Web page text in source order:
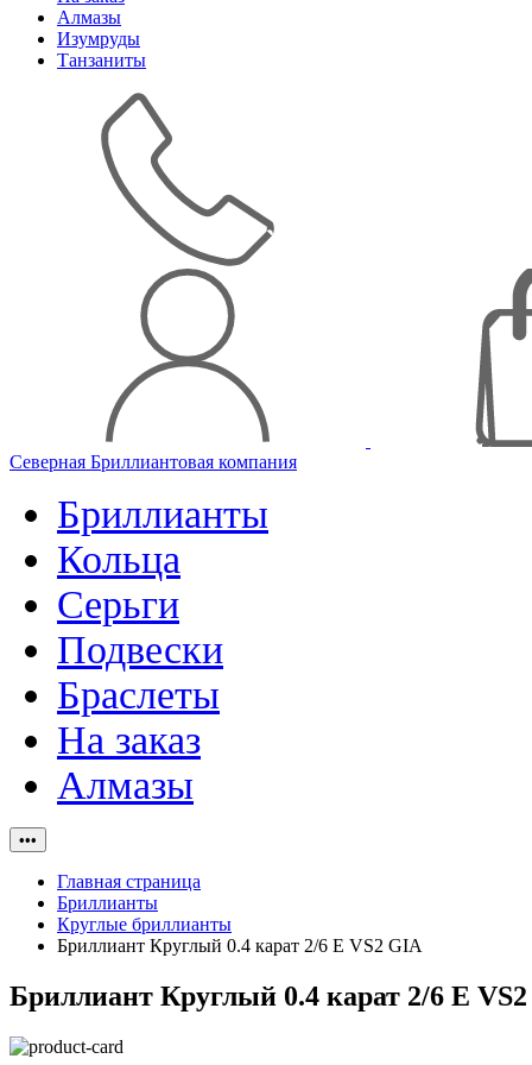
Алмазы
Изумруды
Танзаниты
Северная Бриллиантовая компания
Бриллианты
Кольца
Серьги
Подвески
Браслеты
На заказ
Алмазы
•••
Главная страница
Бриллианты
Круглые бриллианты
Бриллиант Круглый 0.4 карат 2/6 E VS2 GIA
Бриллиант Круглый 0.4 карат 2/6 E